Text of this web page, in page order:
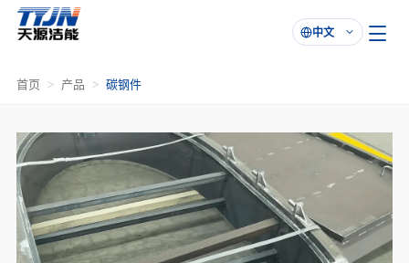

中文
首页 产品 碳钢件